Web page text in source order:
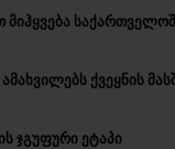
ქვეყნის
ჯგუფური ეტაპი